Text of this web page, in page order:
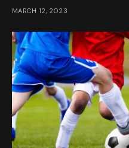
MARCH 12, 2023